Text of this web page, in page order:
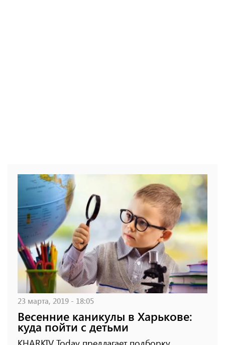
23 марта, 2019 - 18:05
Весенние каникулы в Харькове:
куда пойти с детьми